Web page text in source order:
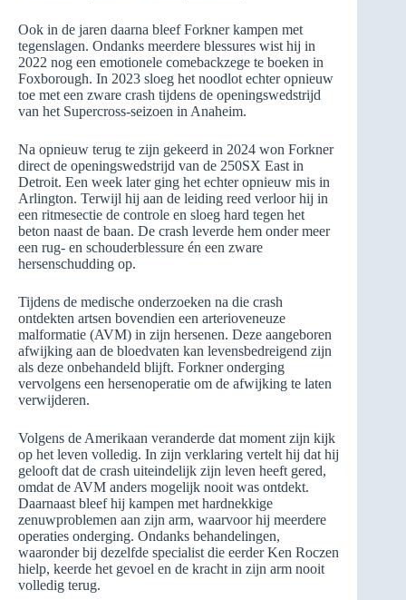
Ook in de jaren daarna bleef Forkner kampen met
tegenslagen. Ondanks meerdere blessures wist hij in
2022 nog een emotionele comebackzege te boeken in
Foxborough. In 2023 sloeg het noodlot echter opnieuw
toe met een zware crash tijdens de openingswedstrijd
van het Supercross-seizoen in Anaheim.
Na opnieuw terug te zijn gekeerd in 2024 won Forkner
direct de openingswedstrijd van de 250SX East in
Detroit. Een week later ging het echter opnieuw mis in
Arlington. Terwijl hij aan de leiding reed verloor hij in
een ritmesectie de controle en sloeg hard tegen het
beton naast de baan. De crash leverde hem onder meer
een rug- en schouderblessure én een zware
hersenschudding op.
Tijdens de medische onderzoeken na die crash
ontdekten artsen bovendien een arterioveneuze
malformatie (AVM) in zijn hersenen. Deze aangeboren
afwijking aan de bloedvaten kan levensbedreigend zijn
als deze onbehandeld blijft. Forkner onderging
vervolgens een hersenoperatie om de afwijking te laten
verwijderen.
Volgens de Amerikaan veranderde dat moment zijn kijk
op het leven volledig. In zijn verklaring vertelt hij dat hij
gelooft dat de crash uiteindelijk zijn leven heeft gered,
omdat de AVM anders mogelijk nooit was ontdekt.
Daarnaast bleef hij kampen met hardnekkige
zenuwproblemen aan zijn arm, waarvoor hij meerdere
operaties onderging. Ondanks behandelingen,
waaronder bij dezelfde specialist die eerder Ken Roczen
hielp, keerde het gevoel en de kracht in zijn arm nooit
volledig terug.